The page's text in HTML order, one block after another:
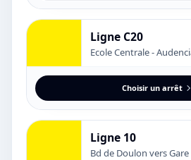
Ligne C20
Ecole Centrale -
Choisir un arrêt
Ligne 10
Bd de Doulon vers